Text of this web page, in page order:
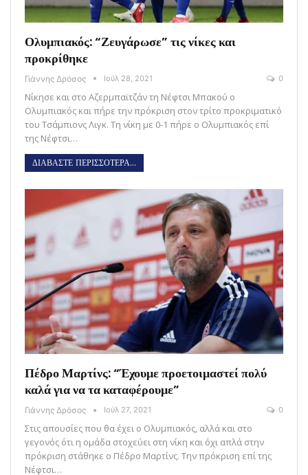
Ολυμπιακός: “Ζευγάρωσε” τις νίκες και
προκρίθηκε
Γιάννης Δρόσος Ιούλ 28, 2021 0
Νίκησε και στο Αζερμπαϊτζάν τη Νέφτσι Μπακού ο
Ολυμπιακός και πήρε την πρόκριση στον τρίτο προκριματικό
του Τσάμπιονς Λιγκ. Τη νίκη με 0-1 πήρε ο Ολυμπιακός επί
της Νέφτσι…
ΔΙΑΒΑΣΤΕ ΠΕΡΙΣΣΟΤΕΡΑ...
Πέδρο Μαρτίνς: “Έχουμε προετοιμαστεί πολύ
καλά για να τα καταφέρουμε”
Γιάννης Δρόσος Ιούλ 27, 2021 0
Στις απουσίες που θα έχει ο Ολυμπιακός, αλλά και στο
γεγονός ότι η ομάδα στοχεύει στη νίκη και όχι απλά στην
πρόκριση στάθηκε ο Πέδρο Μαρτίνς. Την πρόκριση επί της
Νέφτσι…